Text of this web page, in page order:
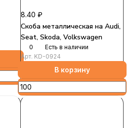
8.40 ₽
Скоба металлическая на Audi,
Seat, Skoda, Volkswagen
0
Есть в наличии
Арт. KD-0924
В корзину